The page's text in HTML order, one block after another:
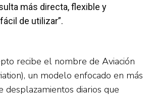
más directa, flexible y
de utilizar”.
recibe el nombre de Aviación
un modelo enfocado en más
diarios que